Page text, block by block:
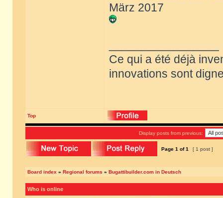
März 2017
Ce qui a été déjà
innovations sont
Top
Display posts from previous:
Page 1 of1 [ 1 post ]
Board index » Regional forums » Bugattibuilder.com in Deutsch
Who is online